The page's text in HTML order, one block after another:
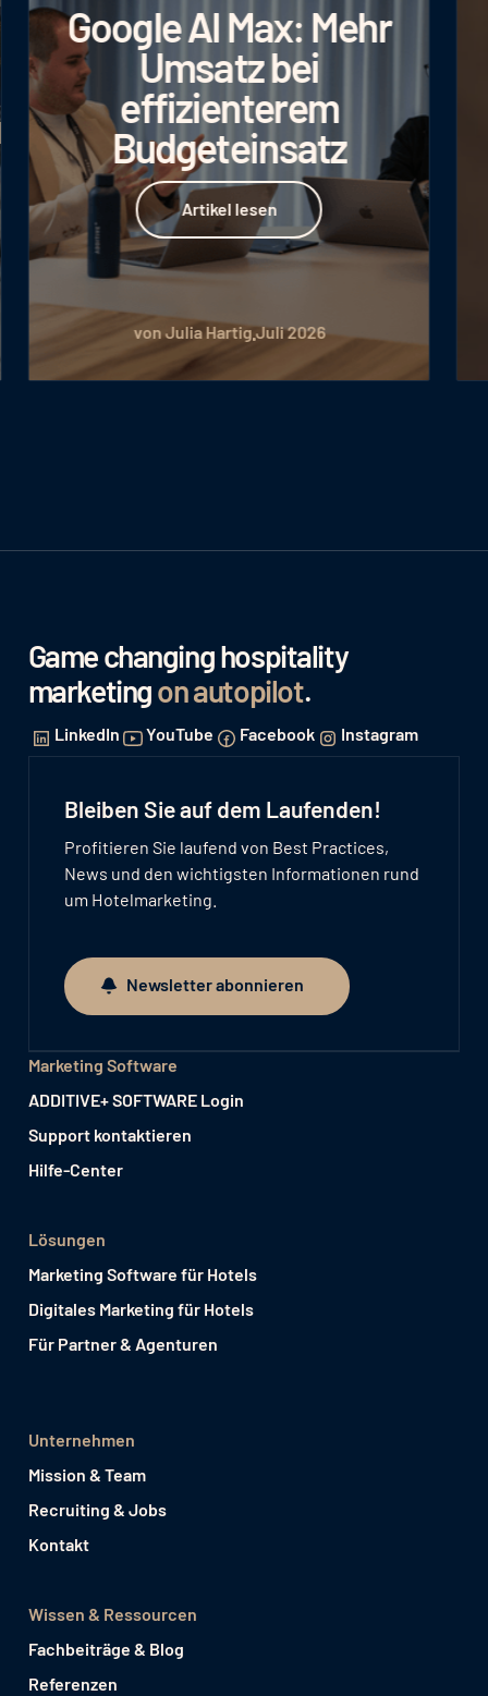
Google AI Max: Mehr
Umsatz bei
effizienterem
Budgeteinsatz
Artikel lesen
Artikel lesen
von Julia HartigJuli 2026
Game changing hospitality
marketingon autopilot.
LinkedIn YouTube Facebook Instagram
Bleiben Sie auf dem Laufenden!
Profitieren Sie laufend von Best Practices,
News und den wichtigsten Informationen rund
um Hotelmarketing.
Newsletter abonnieren
Newsletter abonnieren
Marketing Software
ADDITIVE+ SOFTWARE Login
Support kontaktieren
Hilfe-Center
Lösungen
Marketing Software für Hotels
Digitales Marketing für Hotels
Für Partner & Agenturen
Unternehmen
Mission & Team
Recruiting & Jobs
Kontakt
Wissen & Ressourcen
Fachbeiträge & Blog
Referenzen